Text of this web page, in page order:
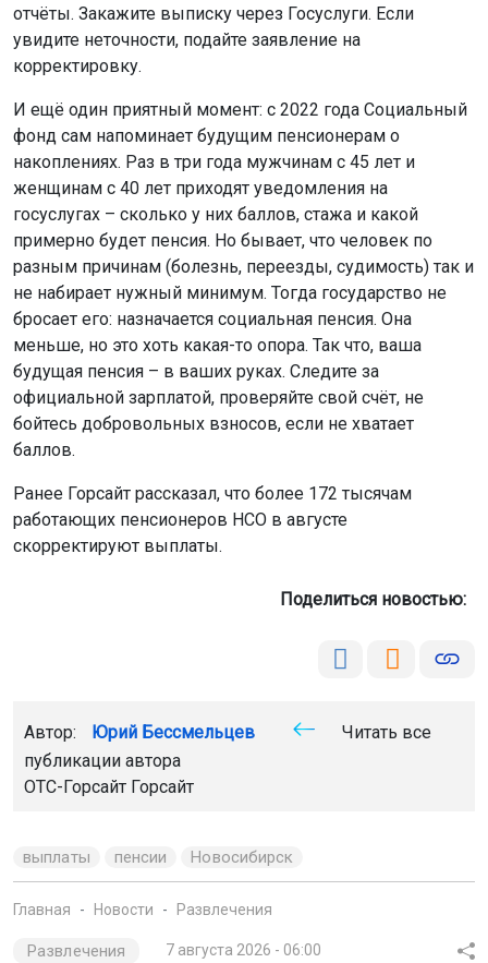
отчёты. Закажите выписку через Госуслуги. Если
увидите неточности, подайте заявление на
корректировку.
И ещё один приятный момент: с 2022 года Социальный
фонд сам напоминает будущим пенсионерам о
накоплениях. Раз в три года мужчинам с 45 лет и
женщинам с 40 лет приходят уведомления на
госуслугах – сколько у них баллов, стажа и какой
примерно будет пенсия. Но бывает, что человек по
разным причинам (болезнь, переезды, судимость) так и
не набирает нужный минимум. Тогда государство не
бросает его: назначается социальная пенсия. Она
меньше, но это хоть какая-то опора. Так что, ваша
будущая пенсия – в ваших руках. Следите за
официальной зарплатой, проверяйте свой счёт, не
бойтесь добровольных взносов, если не хватает
баллов.
Ранее Горсайт рассказал, что более 172 тысячам
работающих пенсионеров НСО в августе
скорректируют выплаты.
Поделиться новостью:
Автор: Юрий Бессмельцев
Читать все
публикации автора
ОТС-Горсайт Горсайт
выплаты пенсии Новосибирск
Главная Новости Развлечения
Развлечения 7 августа 2026 - 06:00